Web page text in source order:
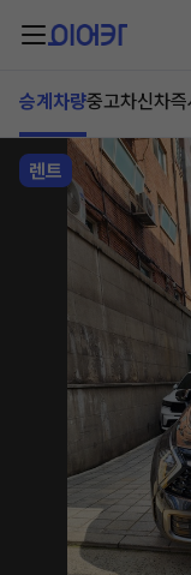
승계차량중고차신차
렌트